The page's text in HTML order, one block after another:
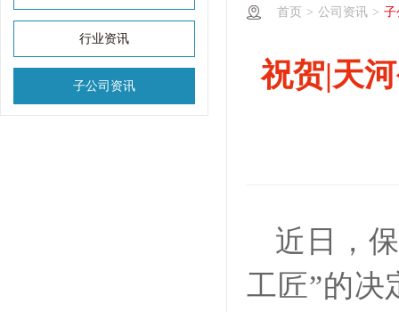
行业资讯
子公司资讯
首页 > 公司资讯 > 子
祝贺|天
近日，
工匠”的决